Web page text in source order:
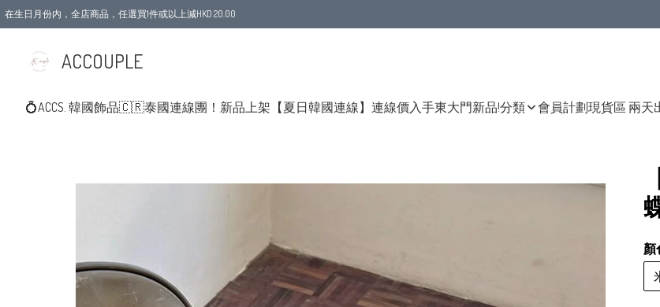
在生日月份内，全店商品，任選買1件或以上減HKD 20.00
ACCOUPLE
💍ACCS. 韓國飾品🇨🇷泰國連線團！新品上架 【夏日韓國連線】連線價入手東大門新品!分類 會員計劃現貨區 兩天
顏